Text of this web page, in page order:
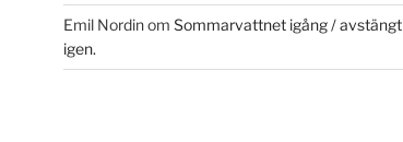
Emil Nordinom Sommarvattnet igång / avstängt
igen.